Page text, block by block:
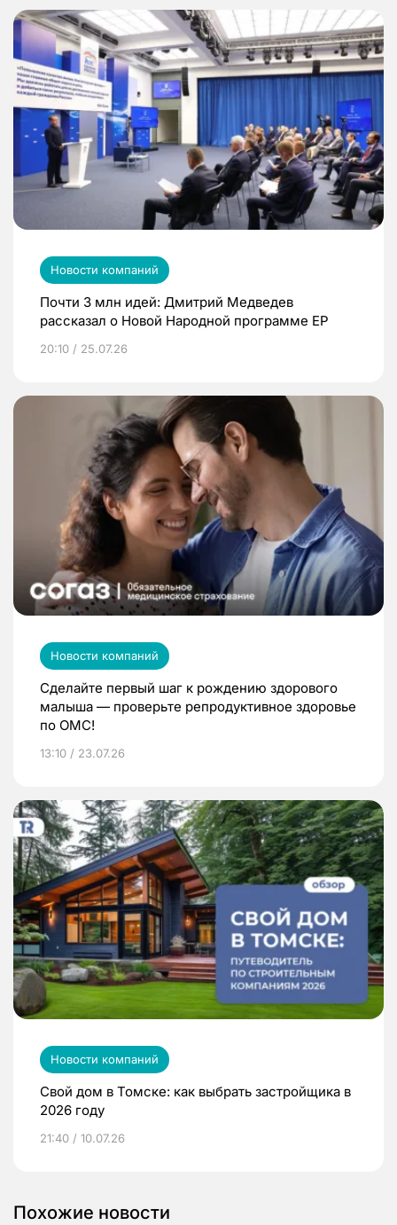
Новости компаний
Почти 3 млн идей: Дмитрий Медведев
рассказал о Новой Народной программе ЕР
20:10 / 25.07.26
Новости компаний
Сделайте первый шаг к рождению здорового
малыша — проверьте репродуктивное здоровье
по ОМС!
13:10 / 23.07.26
Новости компаний
Свой дом в Томске: как выбрать застройщика в
2026 году
21:40 / 10.07.26
Похожие новости